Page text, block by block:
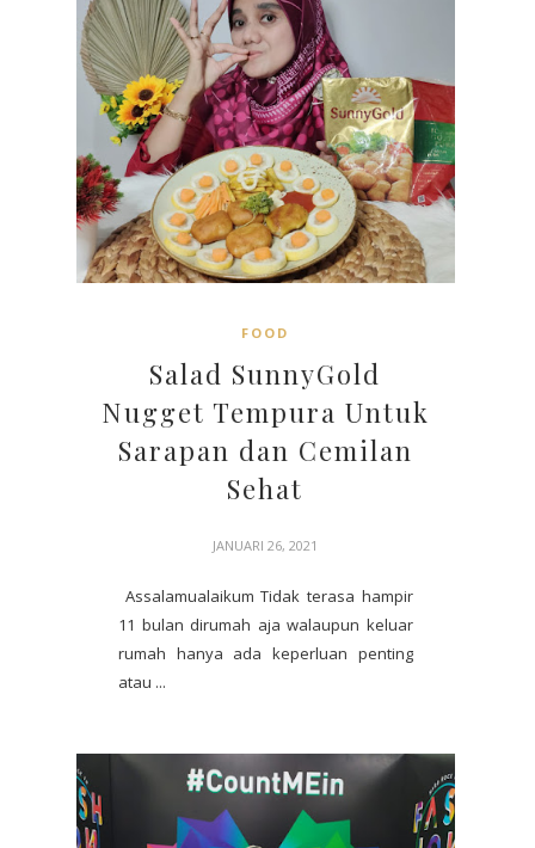
FOOD
Salad SunnyGold
Nugget Tempura Untuk
Sarapan dan Cemilan
Sehat
JANUARI 26, 2021
Assalamualaikum Tidak terasa hampir
11 bulan dirumah aja walaupun keluar
rumah hanya ada keperluan penting
atau ...